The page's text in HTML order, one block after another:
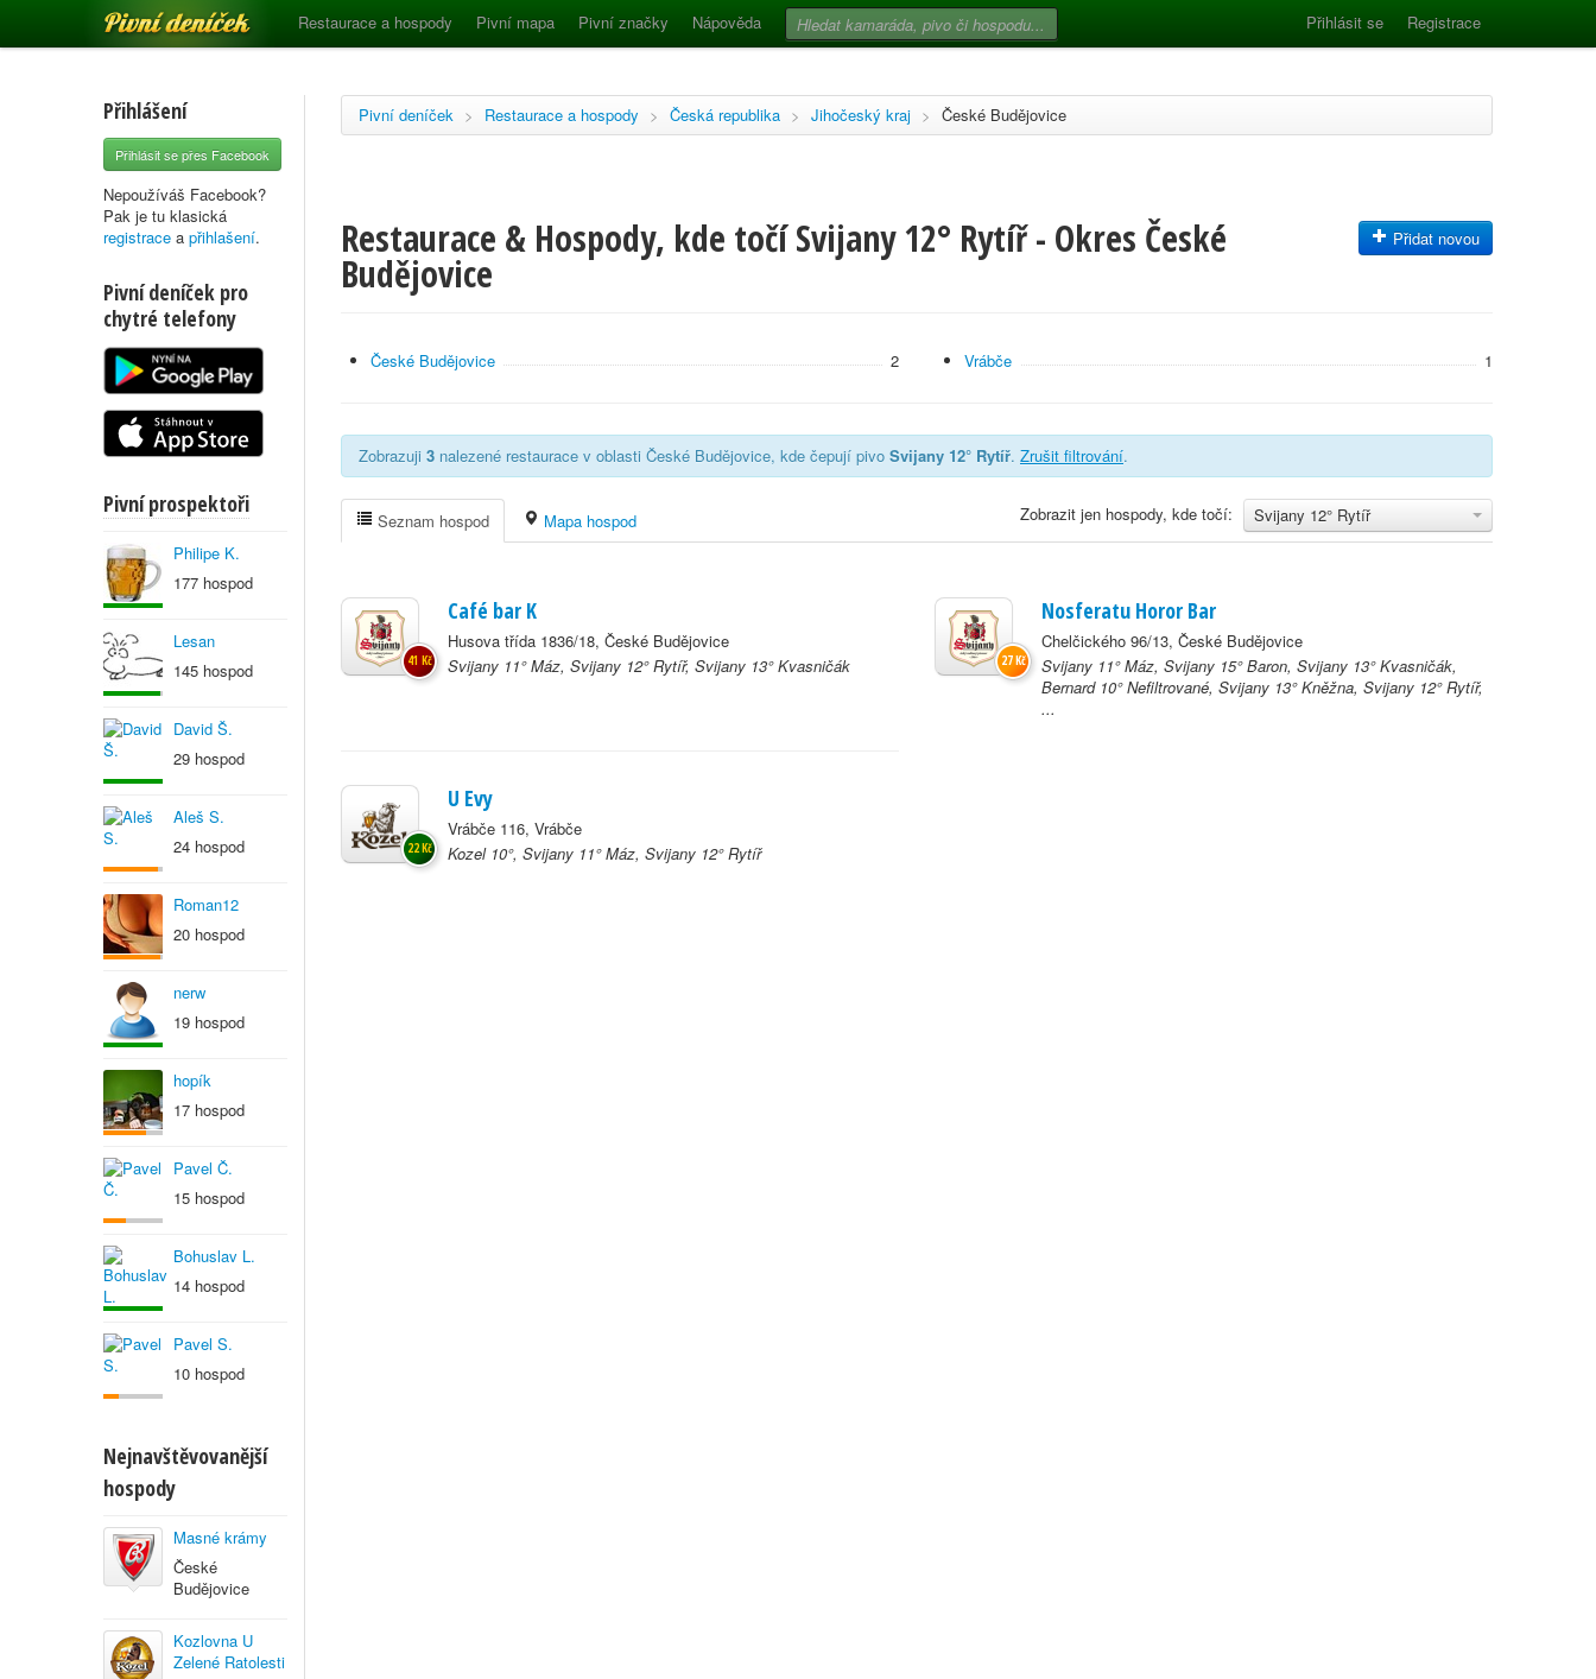
Pivní deníček Restaurace a hospody Pivní mapa Pivní značky Nápověda Přihlásit se Registrace
Přihlášení
Přihlásit se přes Facebook
Nepoužíváš Facebook?
Pak je tu klasická
registrace a přihlašení.
Pivní deníček pro
chytré telefony
Pivní prospektoři
Philipe K.
177 hospod
Lesan
145 hospod
David Š.
29 hospod
Aleš S.
24 hospod
Roman12
20 hospod
nerw
19 hospod
hopík
17 hospod
Pavel Č.
15 hospod
Bohuslav L.
14 hospod
Pavel S.
10 hospod
Nejnavštěvovanější
hospody
Masné krámy
České
Budějovice
Kozlovna U
Zelené Ratolesti
Pivní deníček > Restaurace a hospody > Česká republika > Jihočeský kraj > České Budějovice
Restaurace & Hospody, kde točí Svijany 12° Rytíř - Okres České
Budějovice
Přidat novou
České Budějovice 2 Vrábče 1
Zobrazuji 3 nalezené restaurace v oblasti České Budějovice, kde čepují pivo Svijany 12° Rytíř. Zrušit filtrování.
Svijany 12° Rytíř
Zobrazit jen hospody, kde točí:
Seznam hospod Mapa hospod
Café bar K
Husova třída 1836/18, České Budějovice
Svijany 11° Máz, Svijany 12° Rytíř, Svijany 13° Kvasničák
41 Kč
Nosferatu Horor Bar
Chelčického 96/13, České Budějovice
Svijany 11° Máz, Svijany 15° Baron, Svijany 13° Kvasničák,
Bernard 10° Nefiltrované, Svijany 13° Kněžna, Svijany 12° Rytíř,
...
27 Kč
U Evy
Vrábče 116, Vrábče
Kozel 10°, Svijany 11° Máz, Svijany 12° Rytíř
22 Kč